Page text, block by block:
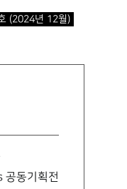
(2024년 12월)
동기획전